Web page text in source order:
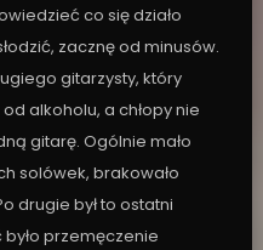
co się działo
zacznę od minusów.
gitarzysty, który
alkoholu, a chłopy nie
gitarę. Ogólnie mało
solówek, brakowało
drugie był to ostatni
przemęczenie